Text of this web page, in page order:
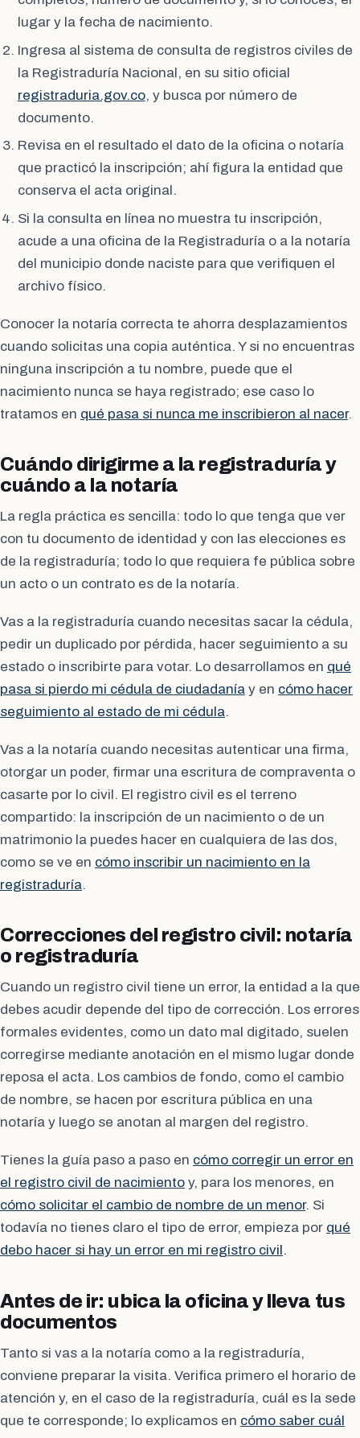
lugar y la fecha de nacimiento.
Ingresa al sistema de consulta de registros civiles de
la Registraduría Nacional, en su sitio oficial
registraduria.gov.co, y busca por número de
documento.
Revisa en el resultado el dato de la oficina o notaría
que practicó la inscripción; ahí figura la entidad que
conserva el acta original.
Si la consulta en línea no muestra tu inscripción,
acude a una oficina de la Registraduría o a la notaría
del municipio donde naciste para que verifiquen el
archivo físico.
Conocer la notaría correcta te ahorra desplazamientos
cuando solicitas una copia auténtica. Y si no encuentras
ninguna inscripción a tu nombre, puede que el
nacimiento nunca se haya registrado; ese caso lo
tratamos en qué pasa si nunca me inscribieron al nacer.
Cuándo dirigirme a la registraduría y
cuándo a la notaría
La regla práctica es sencilla: todo lo que tenga que ver
con tu documento de identidad y con las elecciones es
de la registraduría; todo lo que requiera fe pública sobre
un acto o un contrato es de la notaría.
Vas a la registraduría cuando necesitas sacar la cédula,
pedir un duplicado por pérdida, hacer seguimiento a su
estado o inscribirte para votar. Lo desarrollamos en qué
pasa si pierdo mi cédula de ciudadanía y en cómo hacer
seguimiento al estado de mi cédula.
Vas a la notaría cuando necesitas autenticar una firma,
otorgar un poder, firmar una escritura de compraventa o
casarte por lo civil. El registro civil es el terreno
compartido: la inscripción de un nacimiento o de un
matrimonio la puedes hacer en cualquiera de las dos,
como se ve en cómo inscribir un nacimiento en la
registraduría.
Correcciones del registro civil: notaría
o registraduría
Cuando un registro civil tiene un error, la entidad a la que
debes acudir depende del tipo de corrección. Los errores
formales evidentes, como un dato mal digitado, suelen
corregirse mediante anotación en el mismo lugar donde
reposa el acta. Los cambios de fondo, como el cambio
de nombre, se hacen por escritura pública en una
notaría y luego se anotan al margen del registro.
Tienes la guía paso a paso en cómo corregir un error en
el registro civil de nacimiento y, para los menores, en
cómo solicitar el cambio de nombre de un menor. Si
todavía no tienes claro el tipo de error, empieza por qué
debo hacer si hay un error en mi registro civil .
Antes de ir: ubica la oficina y lleva tus
documentos
Tanto si vas a la notaría como a la registraduría,
conviene preparar la visita. Verifica primero el horario de
atención y, en el caso de la registraduría, cuál es la sede
que te corresponde; lo explicamos en cómo saber cuál